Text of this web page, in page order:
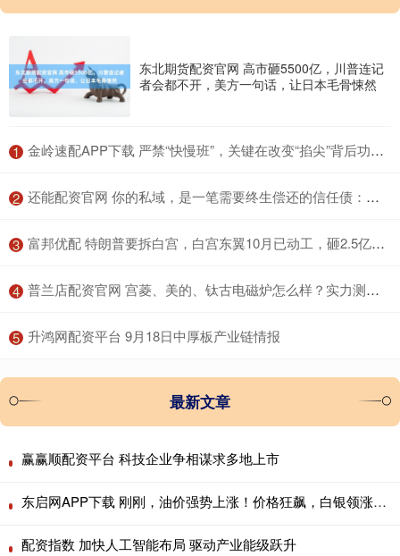
东北期货配资官网 高市砸5500亿，川普连记
者会都不开，美方一句话，让日本毛骨悚然
1 ​金岭速配APP下载 严禁“快慢班”，关键在改变“掐尖”背后功利氛围 | 新京报专栏
2 ​还能配资官网 你的私域，是一笔需要终生偿还的信任债：用信任经济学重构你的流量价值观
3 ​富邦优配 特朗普要拆白宫，白宫东翼10月已动工，砸2.5亿建千人宴会厅
4 ​普兰店配资官网 宫菱、美的、钛古电磁炉怎么样？实力测评对抗赛拉开帷幕
5 ​升鸿网配资平台 9月18日中厚板产业链情报
最新文章
赢赢顺配资平台 科技企业争相谋求多地上市
东启网APP下载 刚刚，油价强势上涨！价格狂飙，白银领涨贵金属板块
配资指数 加快人工智能布局 驱动产业能级跃升